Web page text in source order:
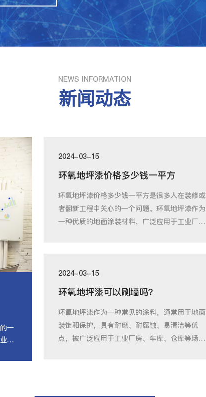
NEWS INFORMATION
新闻动态
一
厂
2024-03-15
环氧地坪漆价格多少钱一平方
环氧地坪漆价格多少钱一平方是很多人在装修或
者翻新工程中关心的一个问题。环氧地坪漆作为
一种优质的地面涂装材料，广泛应用于工业厂
2024-03-15
环氧地坪漆可以刷墙吗？
环氧地坪漆作为一种常见的涂料，通常用于地面
装饰和保护，具有耐磨、耐腐蚀、易清洁等优
点，被广泛应用于工业厂房、车库、仓库等场